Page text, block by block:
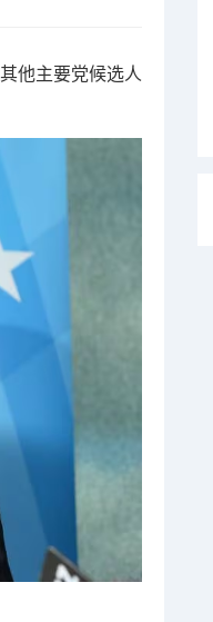
他主要党候选人